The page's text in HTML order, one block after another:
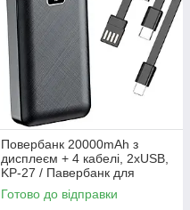
Повербанк 20000mAh з
дисплеєм + 4 кабелі, 2хUSB,
KP-27 / Павербанк для
телефону / Зовнішній
акумулятор / УМБ
Готово до відправки